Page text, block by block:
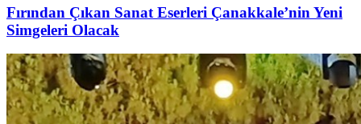
Fırından Çıkan Sanat Eserleri Çanakkale’nin Yeni
Simgeleri Olacak